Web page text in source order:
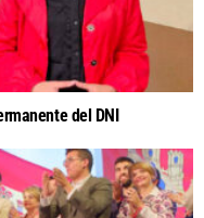
del DNI